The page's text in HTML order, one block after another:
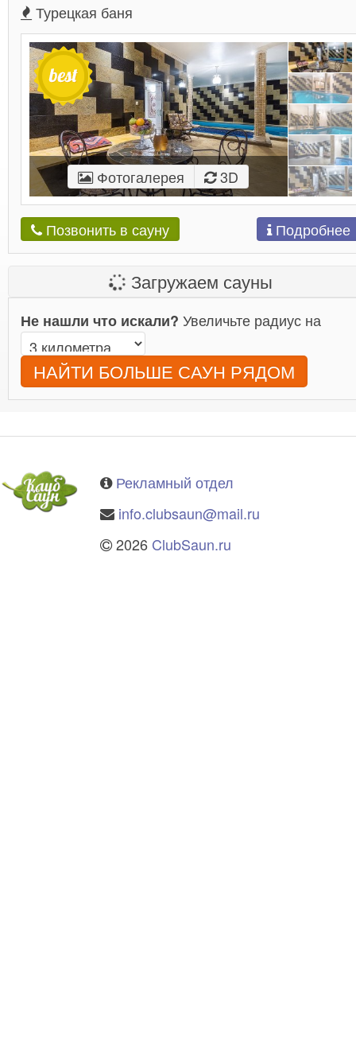
Турецкая баня
Фотогалерея 3D
Позвонить в сауну Подробнее
Загружаем сауны
Не нашли что искали? Увеличьте радиус на
НАЙТИ БОЛЬШЕ САУН РЯДОМ
Рекламный отдел
info.clubsaun@mail.ru
2026 ClubSaun.ru